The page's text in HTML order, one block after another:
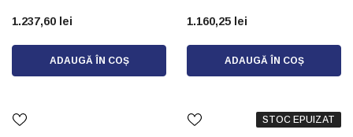
1.237,60 lei
ADAUGĂ ÎN COȘ
1.160,25 lei
ADAUGĂ ÎN COȘ
STOC EPUIZAT